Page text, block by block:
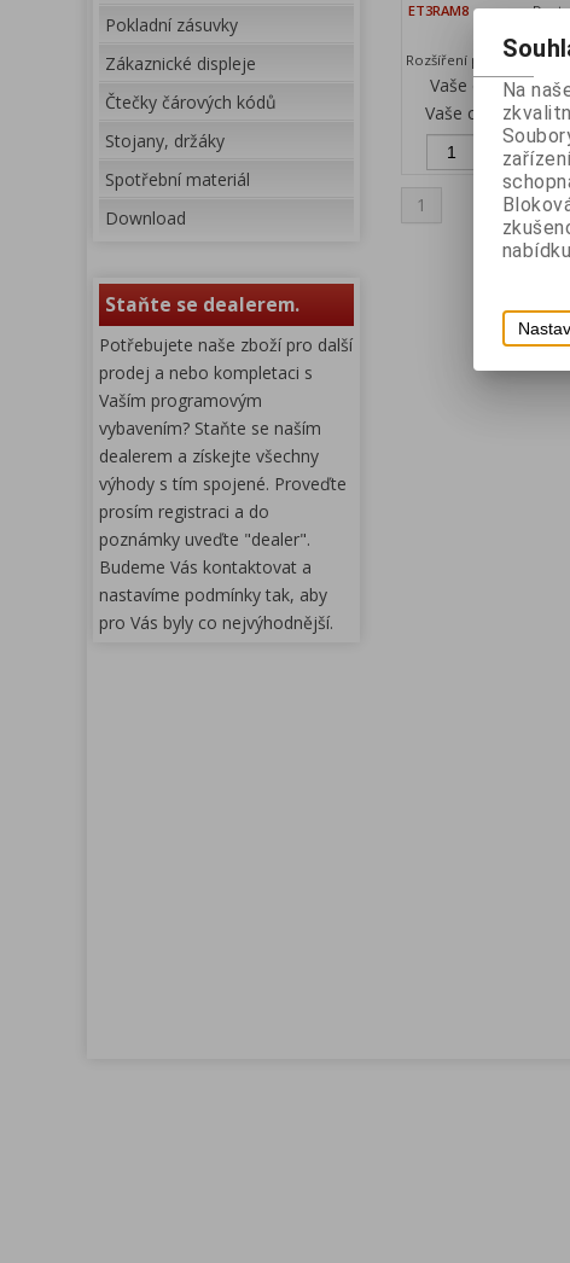
Pokladní zásuvky
Zákaznické displeje
Čtečky čárových kódů
Stojany, držáky
Spotřební materiál
Download
Staňte se dealerem.
Potřebujete naše zboží pro další
prodej a nebo kompletaci s
Vaším programovým
vybavením? Staňte se naším
dealerem a získejte všechny
výhody s tím spojené. Proveďte
prosím registraci a do
poznámky uveďte "dealer".
Budeme Vás kontaktovat a
nastavíme podmínky tak, aby
pro Vás byly co nejvýhodnější.
ET3RAM8
Rozšíření paměti na 8 GB
Vaše cena bez
Vaše cena s DPH:
Přidat
1
Na